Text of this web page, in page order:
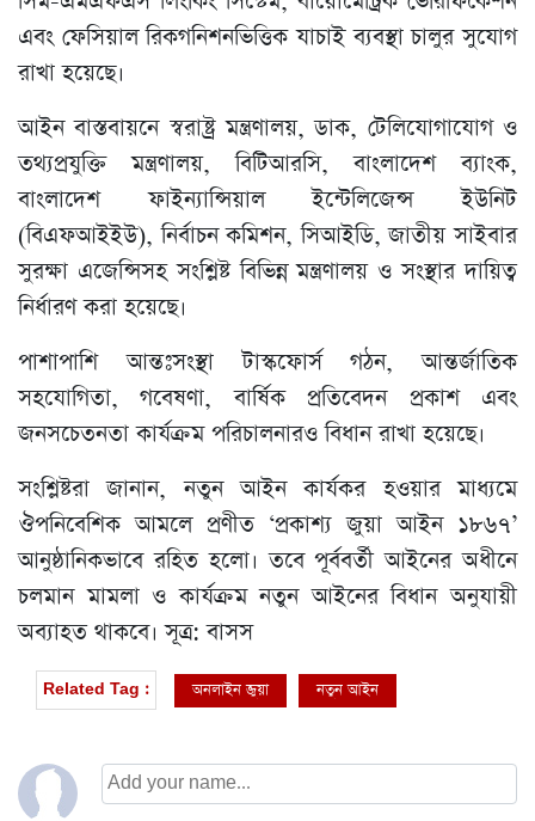
এবং ফেসিয়াল রিকগনিশনভিত্তিক যাচাই ব্যবস্থা চালুর সুযোগ
রাখা হয়েছে।
আইন বাস্তবায়নে স্বরাষ্ট্র মন্ত্রণালয়, ডাক, টেলিযোগাযোগ ও
তথ্যপ্রযুক্তি মন্ত্রণালয়, বিটিআরসি, বাংলাদেশ ব্যাংক,
বাংলাদেশ ফাইন্যান্সিয়াল ইন্টেলিজেন্স ইউনিট
(বিএফআইইউ), নির্বাচন কমিশন, সিআইডি, জাতীয় সাইবার
সুরক্ষা এজেন্সিসহ সংশ্লিষ্ট বিভিন্ন মন্ত্রণালয় ও সংস্থার দায়িত্ব
নির্ধারণ করা হয়েছে।
পাশাপাশি আন্তঃসংস্থা টাস্কফোর্স গঠন, আন্তর্জাতিক
সহযোগিতা, গবেষণা, বার্ষিক প্রতিবেদন প্রকাশ এবং
জনসচেতনতা কার্যক্রম পরিচালনারও বিধান রাখা হয়েছে।
সংশ্লিষ্টরা জানান, নতুন আইন কার্যকর হওয়ার মাধ্যমে
ঔপনিবেশিক আমলে প্রণীত ‘প্রকাশ্য জুয়া আইন ১৮৬৭’
আনুষ্ঠানিকভাবে রহিত হলো। তবে পূর্ববর্তী আইনের অধীনে
চলমান মামলা ও কার্যক্রম নতুন আইনের বিধান অনুযায়ী
অব্যাহত থাকবে। সূত্র: বাসস
Related Tag : অনলাইন জুয়া নতুন আইন